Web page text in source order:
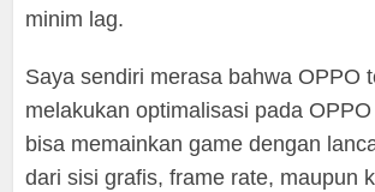
minim lag.
Saya sendiri merasa bahwa OPPO
melakukan optimalisasi pada
bisa memainkan game dengan
dari sisi grafis, frame rate, maupun